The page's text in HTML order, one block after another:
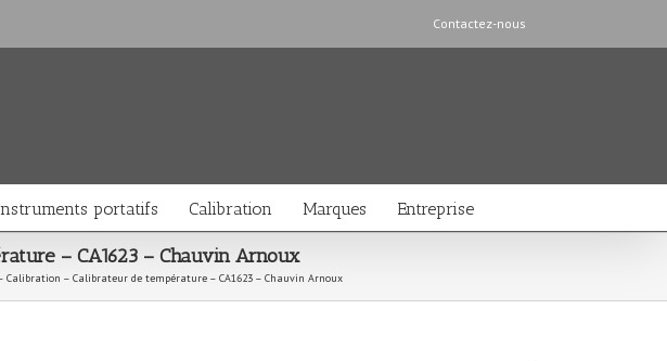
Contactez-nous
portatifs Calibration Marques Entreprise
– CA1623 – Chauvin Arnoux
– Calibration – Calibrateur de température – CA1623 – Chauvin Arnoux